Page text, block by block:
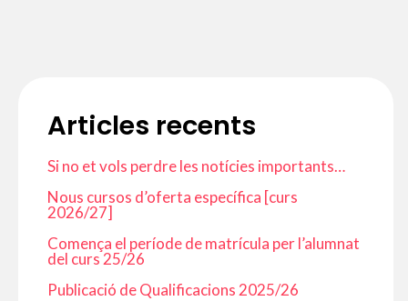
Articles recents
Si no et vols perdre les notícies importants…
Nous cursos d’oferta específica [curs
2026/27]
Comença el període de matrícula per l’alumnat
del curs 25/26
Publicació de Qualificacions 2025/26